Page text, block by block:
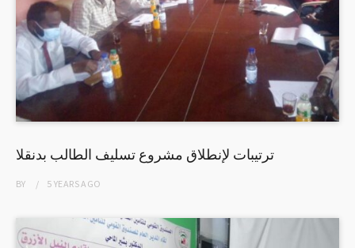
ترتيبات لإنطلاق مشروع تسليف الطالب بدنقلا
BY 5 YEARSAGO